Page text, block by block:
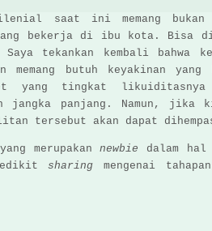
saat ini memang bukan
bekerja di ibu kota. Bisa
tekankan kembali bahwa
memang butuh keyakinan yang
yang tingkat
jangka panjang. Namun, jika
tersebut akan dapat
merupakannewbie dalam hal
sharingmengenai